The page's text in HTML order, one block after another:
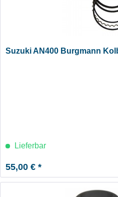
Suzuki AN400 Burgmann
Lieferbar
55,00 € *